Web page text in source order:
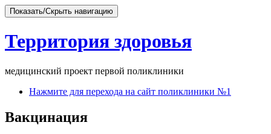
Показать/Скрыть навигацию
Территория здоровья
медицинский проект первой поликлиники
Перейти
содержимому
Нажмите для перехода на сайт поликлиники №1
Вакцинация